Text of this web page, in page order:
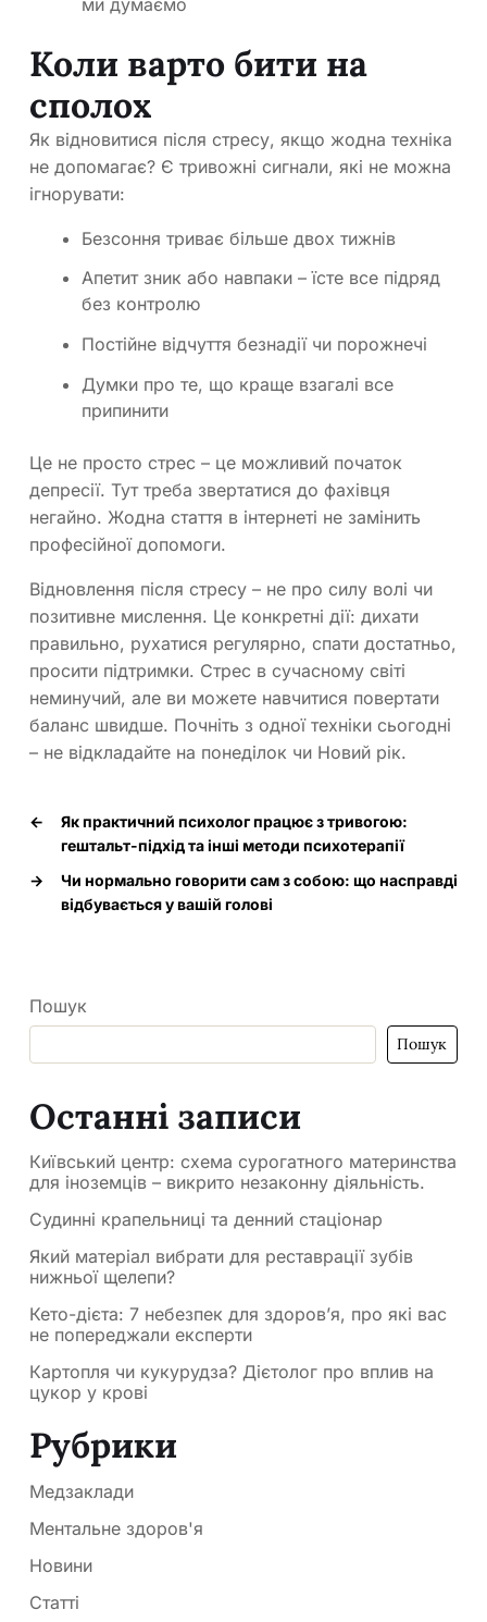
Коли варто бити на
сполох
Як відновитися після стресу, якщо жодна техніка
не допомагає? Є тривожні сигнали, які не можна
ігнорувати:
Безсоння триває більше двох тижнів
Апетит зник або навпаки – їсте все підряд
без контролю
Постійне відчуття безнадії чи порожнечі
Думки про те, що краще взагалі все
припинити
Це не просто стрес – це можливий початок
депресії. Тут треба звертатися до фахівця
негайно. Жодна стаття в інтернеті не замінить
професійної допомоги.
Відновлення після стресу – не про силу волі чи
позитивне мислення. Це конкретні дії: дихати
правильно, рухатися регулярно, спати достатньо,
просити підтримки. Стрес в сучасному світі
неминучий, але ви можете навчитися повертати
баланс швидше. Почніть з одної техніки сьогодні
– не відкладайте на понеділок чи Новий рік.
←
Як практичний психолог працює з тривогою:
гештальт-підхід та інші методи психотерапії
→
Чи нормально говорити сам з собою: що насправді
відбувається у вашій голові
Пошук
Пошук
Останні записи
Київський центр: схема сурогатного материнства
для іноземців – викрито незаконну діяльність.
Судинні крапельниці та денний стаціонар
Який матеріал вибрати для реставрації зубів
нижньої щелепи?
Кето-дієта: 7 небезпек для здоров’я, про які вас
не попереджали експерти
Картопля чи кукурудза? Дієтолог про вплив на
цукор у крові
Рубрики
Медзаклади
Ментальне здоров'я
Новини
Статті